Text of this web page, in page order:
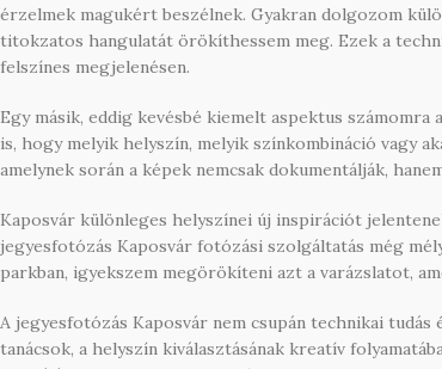
érzelmek magukért beszélnek. Gyakran dolgozom
titokzatos hangulatát örökíthessem meg. Ezek a
felszínes megjelenésen.
Egy másik, eddig kevésbé kiemelt aspektus
is, hogy melyik helyszín, melyik színkombináció vagy
amelynek során a képek nemcsak dokumentálják,
Kaposvár különleges helyszínei új inspirációt
jegyesfotózás Kaposvár fotózási szolgáltatás még
parkban, igyekszem megörökíteni azt a varázslatot,
A jegyesfotózás Kaposvár nem csupán technikai
tanácsok, a helyszín kiválasztásának kreatív